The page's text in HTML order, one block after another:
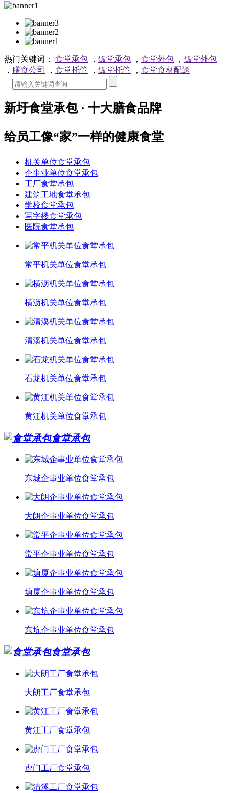
热门关键词： 食堂承包 ， 饭堂承包 ， 食堂外包 ， 饭堂外包
， 膳食公司 ， 食堂托管 ， 饭堂托管 ， 食堂食材配送
新圩食堂承包 · 十大膳食品牌
给员工像“家”一样的健康食堂
机关单位食堂承包
企事业单位食堂承包
工厂食堂承包
建筑工地食堂承包
学校食堂承包
写字楼食堂承包
医院食堂承包
常平机关单位食堂承包
横沥机关单位食堂承包
清溪机关单位食堂承包
石龙机关单位食堂承包
黄江机关单位食堂承包
食堂承包
东城企事业单位食堂承包
大朗企事业单位食堂承包
常平企事业单位食堂承包
塘厦企事业单位食堂承包
东坑企事业单位食堂承包
食堂承包
大朗工厂食堂承包
黄江工厂食堂承包
虎门工厂食堂承包